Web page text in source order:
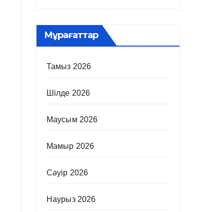
Мұрағаттар
Тамыз 2026
Шілде 2026
Маусым 2026
Мамыр 2026
Сәуір 2026
Наурыз 2026